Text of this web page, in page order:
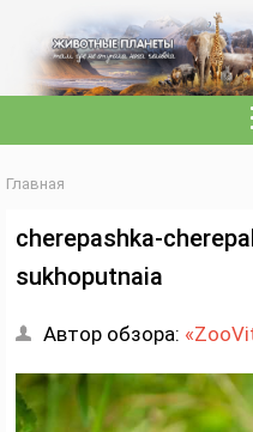
Главная
cherepashka-
sukhoputnaia
Автор обзора: